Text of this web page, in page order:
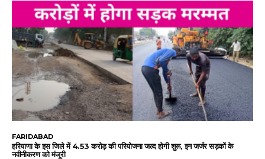
FARIDABAD
हरियाणा के इस जिले में 4.53 करोड़ की परियोजना जल्द होगी शुरू, इन जर्जर सड़कों के
नवीनीकरण को मंजूरी